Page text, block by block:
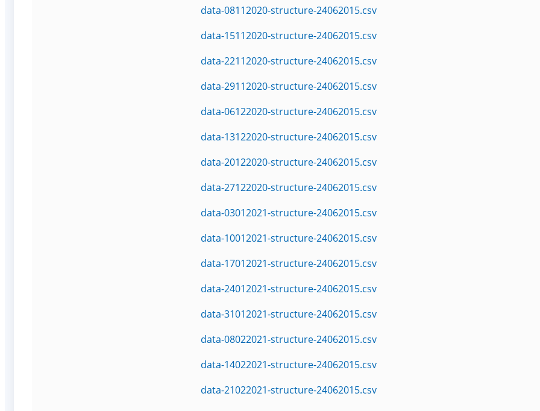
data-08112020-structure-24062015.csv
data-15112020-structure-24062015.csv
data-22112020-structure-24062015.csv
data-29112020-structure-24062015.csv
data-06122020-structure-24062015.csv
data-13122020-structure-24062015.csv
data-20122020-structure-24062015.csv
data-27122020-structure-24062015.csv
data-03012021-structure-24062015.csv
data-10012021-structure-24062015.csv
data-17012021-structure-24062015.csv
data-24012021-structure-24062015.csv
data-31012021-structure-24062015.csv
data-08022021-structure-24062015.csv
data-14022021-structure-24062015.csv
data-21022021-structure-24062015.csv